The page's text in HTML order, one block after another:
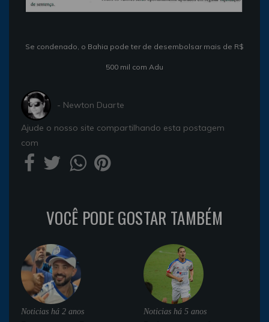
Se condenado, o Bahia pode ter de desembolsar mais de R$
500 mil com Adu
- Newton Duarte
Ajude o nosso site compartilhando esta postagem
com
VOCÊ PODE GOSTAR TAMBÉM
Noticias há 2 anos Noticias há 5 anos